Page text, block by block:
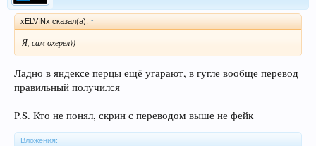
xELVINx сказал(а): ↑
Я, сам охерел))
Ладно в яндексе перцы ещё угарают, в гугле вообще перевод
правильный получился
P.S. Кто не понял, скрин с переводом выше не фейк
Вложения: